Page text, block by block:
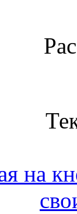
на